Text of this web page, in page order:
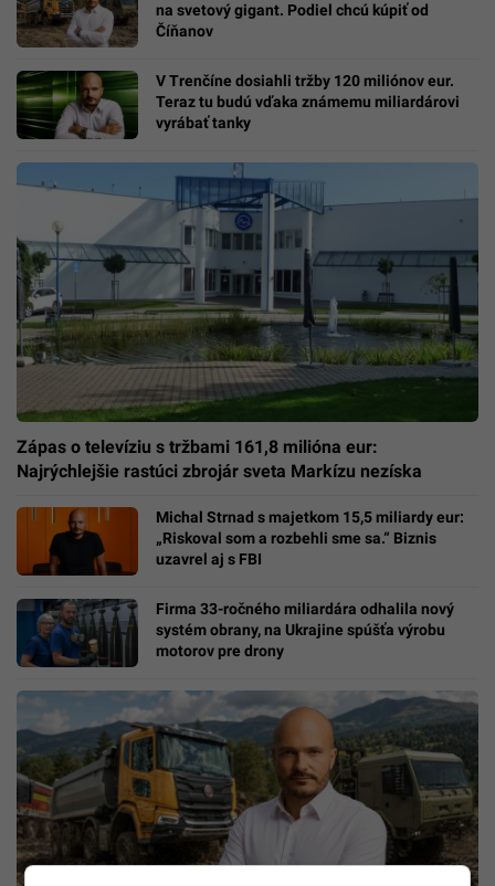
na svetový gigant. Podiel chcú kúpiť od
Číňanov
V Trenčíne dosiahli tržby 120 miliónov eur.
Teraz tu budú vďaka známemu miliardárovi
vyrábať tanky
Zápas o televíziu s tržbami 161,8 milióna eur:
Najrýchlejšie rastúci zbrojár sveta Markízu nezíska
Michal Strnad s majetkom 15,5 miliardy eur:
„Riskoval som a rozbehli sme sa.“ Biznis
uzavrel aj s FBI
Firma 33-ročného miliardára odhalila nový
systém obrany, na Ukrajine spúšťa výrobu
motorov pre drony